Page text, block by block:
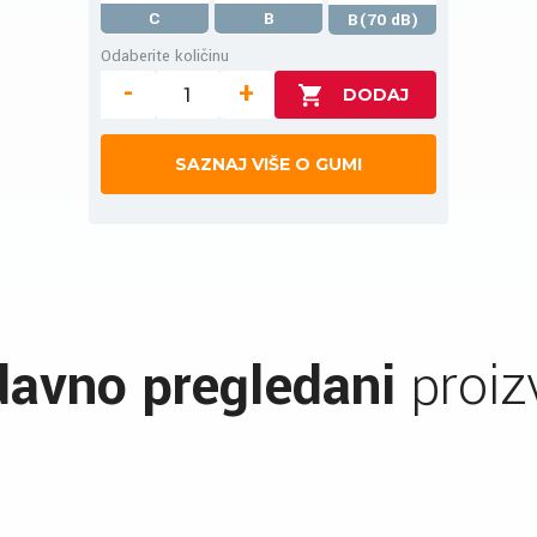
C B
B(70 dB)
Odaberite količinu
- +
SAZNAJ VIŠE O GUMI
pregledani